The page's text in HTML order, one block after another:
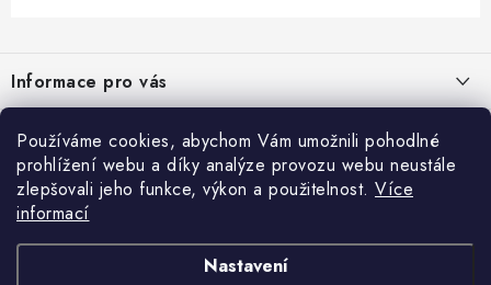
Používáme cookies, abychom Vám umožnili pohodlné
prohlížení webu a díky analýze provozu webu neustále
zlepšovali jeho funkce, výkon a použitelnost. Více
informací
Nastavení
p
a
Informace pro vás
Jak nakupovat
O nás
Kontakty
Sortiment
Chemie a péče o vozidla
Příslušenství a ND k automyčkám
Nejprodávanější
Přijímáme online platby